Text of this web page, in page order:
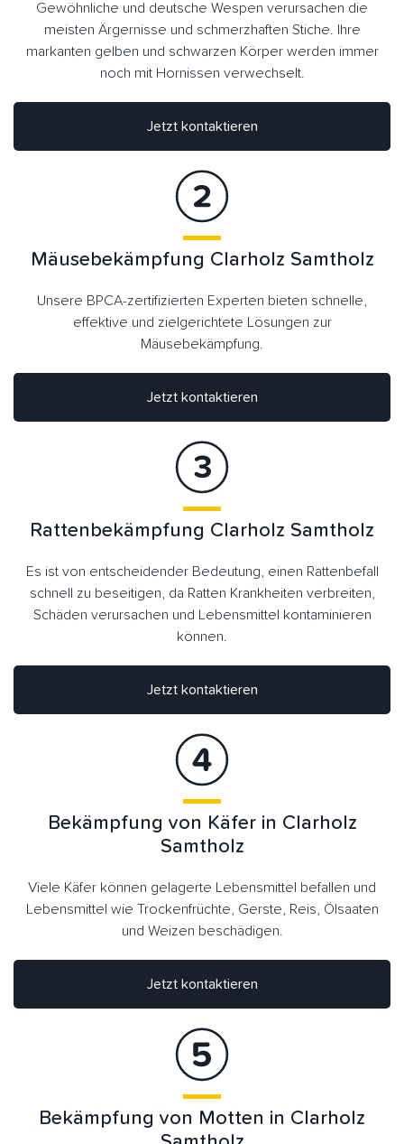
Gewöhnliche und deutsche Wespen verursachen die
meisten Ärgernisse und schmerzhaften Stiche. Ihre
markanten gelben und schwarzen Körper werden immer
noch mit Hornissen verwechselt.
Jetzt kontaktieren
Jetzt kontaktieren
Mäusebekämpfung Clarholz Samtholz
Unsere BPCA-zertifizierten Experten bieten schnelle,
effektive und zielgerichtete Lösungen zur
Mäusebekämpfung.
Rattenbekämpfung Clarholz Samtholz
Es ist von entscheidender Bedeutung, einen Rattenbefall
schnell zu beseitigen, da Ratten Krankheiten verbreiten,
Schäden verursachen und Lebensmittel kontaminieren
können.
Jetzt kontaktieren
Jetzt kontaktieren
Bekämpfung von Käfer in Clarholz
Samtholz
Viele Käfer können gelagerte Lebensmittel befallen und
Lebensmittel wie Trockenfrüchte, Gerste, Reis, Ölsaaten
und Weizen beschädigen.
Bekämpfung von Motten in Clarholz